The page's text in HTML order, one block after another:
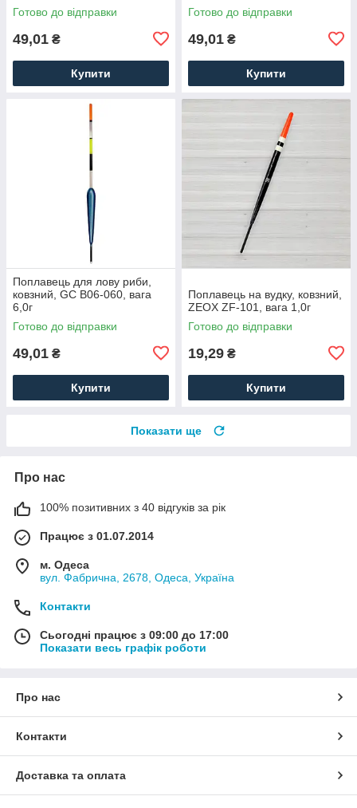
Готово до відправки
49,01 ₴
Купити
Готово до відправки
49,01 ₴
Купити
Поплавець для лову риби,
ковзний, GC B06-060, вага
6,0г
Готово до відправки
49,01 ₴
Купити
Поплавець на вудку, ковзний,
ZEOX ZF-101, вага 1,0г
Готово до відправки
19,29 ₴
Купити
Показати ще
Про нас
100% позитивних з 40 відгуків за рік
Працює з 01.07.2014
м. Одеса
вул. Фабрична, 2678, Одеса, Україна
Контакти
Сьогодні працює з 09:00 до 17:00
Показати весь графік роботи
Про нас
Контакти
Доставка та оплата